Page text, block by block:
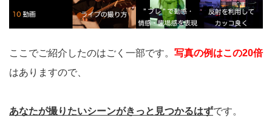
ここでご紹介したのはごく一部です。 写真の例はこの20倍
はありますので、
あなたが撮りたいシーンがきっと見つかるはずです。